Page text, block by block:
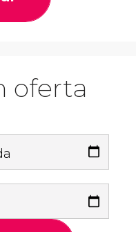
oferta